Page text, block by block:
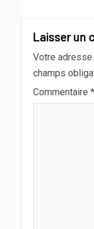
Laisser un
Votre
champs
Commentaire *